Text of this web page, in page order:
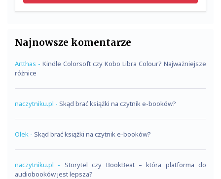
Najnowsze komentarze
Artthas - Kindle Colorsoft czy Kobo Libra Colour? Najważniejsze
różnice
naczytniku.pl - Skąd brać książki na czytnik e-booków?
Olek - Skąd brać książki na czytnik e-booków?
naczytniku.pl - Storytel czy BookBeat – która platforma do
audiobooków jest lepsza?